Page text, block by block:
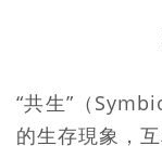
“共生”（
的生存現象，